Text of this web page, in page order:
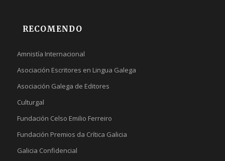
RECOMENDO
Amnistía Internacional
Asociación Escritores en Lingua Galega
Asociación Galega de Editores
Culturgal
Fundación Celso Emilio Ferreiro
Fundación Premios da Crítica Galicia
Galicia Confidencial